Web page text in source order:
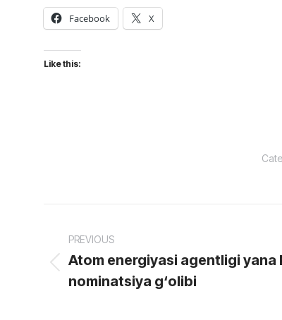
Facebook X
Like this:
navigation
PREVIOUS
post:
Atom energiyasi agentligi yana
nominatsiya g‘olibi